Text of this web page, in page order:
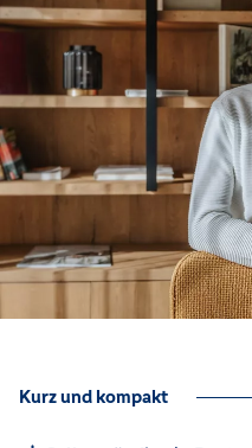
Kurz und kompakt